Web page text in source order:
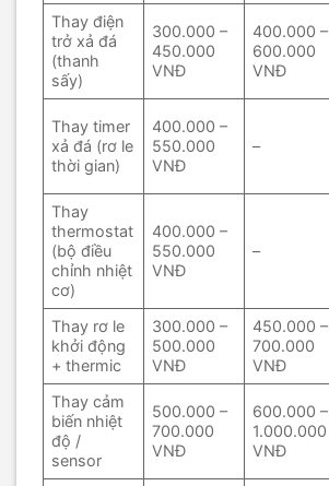
Thay điện
trở xả đá
(thanh
sấy)
300.000 –
450.000
VNĐ
400.000 –
600.000
VNĐ
Thay timer
xả đá (rơ le
thời gian)
400.000 –
550.000
VNĐ
–
Thay
thermostat
(bộ điều
chỉnh nhiệt
cơ)
400.000 –
550.000
VNĐ
–
Thay rơ le
khởi động
+ thermic
300.000 –
500.000
VNĐ
450.000 –
700.000
VNĐ
Thay cảm
biến nhiệt
độ /
sensor
500.000 –
700.000
VNĐ
600.000 –
1.000.000
VNĐ